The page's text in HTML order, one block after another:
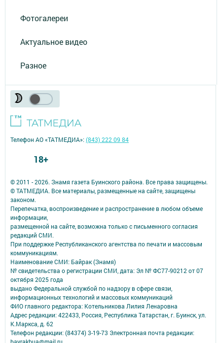
Фотогалереи
Актуальное видео
Разное
© 2011 - 2026. Знамя газета Буинского района. Все права защищены.
© ТАТМЕДИА. Все материалы, размещенные на сайте, защищены
законом.
Перепечатка, воспроизведение и распространение в любом объеме
информации,
размещенной на сайте, возможна только с письменного согласия
редакций СМИ.
При поддержке Республиканского агентства по печати и массовым
коммуникациям.
Наименование СМИ: Байрак (Знамя)
№ свидетельства о регистрации СМИ, дата: Эл № ФС77-90212 от 07
октября 2025 года
выдано Федеральной службой по надзору в сфере связи,
информационных технологий и массовых коммуникаций
ФИО главного редактора: Котельникова Лилия Ленаровна
Адрес редакции: 422433, Россия, Республика Татарстан, г. Буинск, ул.
К.Маркса, д. 62
Телефон редакции: (84374) 3-19-73 Электронная почта редакции:
bayrakbua@mail.ru
Телефон АО «ТАТМЕДИА»:(843) 222 09 84
18+